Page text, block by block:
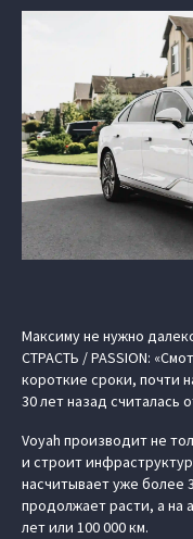
Максиму не нужно
СТРАСТЬ / PASSION:
короткие сроки, почти
30 лет назад считалась
Voyah производит не
и строит
насчитывает уже более
продолжает расти, а на
лет или 100 000 км.